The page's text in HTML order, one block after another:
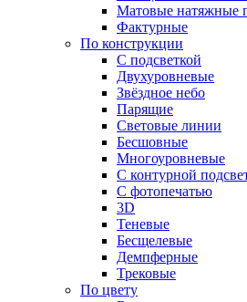
Матовые натяжные
Фактурные
По конструкции
С подсветкой
Двухуровневые
Звёздное небо
Парящие
Световые линии
Бесшовные
Многоуровневые
С контурной
С фотопечатью
3D
Теневые
Бесщелевые
Демпферные
Трековые
По цвету